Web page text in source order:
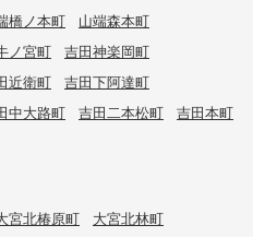
橋ノ本町
山端森本町
ノ宮町
吉田神楽岡町
近衛町
吉田下阿達町
中大路町 吉田二本松町
吉田本町
宮北椿原町
大宮北林町